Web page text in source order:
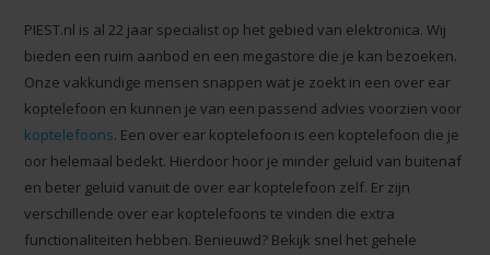
PIEST.nl is al 22 jaar specialist op het gebied van elektronica. Wij
bieden een ruim aanbod en een megastore die je kan bezoeken.
Onze vakkundige mensen snappen wat je zoekt in een over ear
koptelefoon en kunnen je van een passend advies voorzien voor
koptelefoons. Een over ear koptelefoon is een koptelefoon die je
oor helemaal bedekt. Hierdoor hoor je minder geluid van buitenaf
en beter geluid vanuit de over ear koptelefoon zelf. Er zijn
verschillende over ear koptelefoons te vinden die extra
functionaliteiten hebben. Benieuwd? Bekijk snel het gehele